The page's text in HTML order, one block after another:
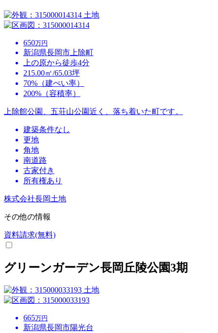
土地
650万円
新潟県長岡市上除町
上の原から徒歩4分
215.00㎡/65.03坪
70%（建ぺい率）
200%（容積率）
上除館公園、五荘山公園近く、落ち着いた町です。
建築条件なし
更地
角地
南道路
古家付き
所有権あり
株式会社長岡土地
その他の情報
資料請求(無料)
グリーンガーデン長岡丘陵公園3期
土地
665万円
新潟県長岡市陽光台